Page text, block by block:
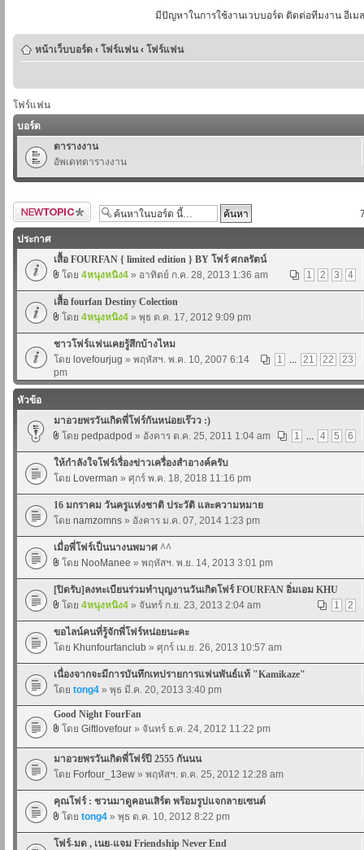
มีปัญหาในการใช้งานเวบบอร์ด ติดต่อทีมงาน อีเม
หน้าเว็บบอร์ด ‹ โฟร์แฟน ‹ โฟร์แฟน
โฟร์แฟน
บอร์ด
ตารางงาน
อัพเดทตารางงาน
ตั้งกระทู้ใหม่
ประกาศ
เสื้อ FOURFAN { limited edition } BY โฟร์ ศกลรัตน์
1
2 3 4
โดย 4หนุงหนิง4 » อาทิตย์ ก.ค. 28, 2013 1:36 am
เสื้อ fourfan Destiny Colection
โดย 4หนุงหนิง4 » พุธ ต.ค. 17, 2012 9:09 pm
ชาวโฟร์แฟนเคยรู้สึกบ้างไหม
1
... 21 22 23
โดย lovefourjug » พฤหัสฯ. พ.ค. 10, 2007 6:14
pm
หัวข้อ
มาอวยพรวันเกิดพี่โฟร์กันหน่อยเร๊วว :)
1
... 4 5 6
โดย pedpadpod » อังคาร ต.ค. 25, 2011 1:04 am
ให้กำลังใจโฟร์เรื่องข่าวเครื่องสำอางค์ครับ
โดย Loverman » ศุกร์ พ.ค. 18, 2018 11:16 pm
16 มกราคม วันครูแห่งชาติ ประวัติ และความหมาย
โดย namzomns » อังคาร ม.ค. 07, 2014 1:23 pm
เมื่อพี่โฟร์เป็นนางนพมาศ ^^
โดย NooManee » พฤหัสฯ. พ.ย. 14, 2013 3:01 pm
[ปิดรับ]ลงทะเบียนร่วมทำบุญงานวันเกิดโฟร์ FOURFAN อิ่มเอม KHU
1
2
โดย 4หนุงหนิง4 » จันทร์ ก.ย. 23, 2013 2:04 am
ขอไลน์คนที่รู้จักพี่โฟร์หน่อยนะคะ
โดย Khunfourfanclub » ศุกร์ เม.ย. 26, 2013 10:57 am
เนื่องจากจะมีการบันทึกเทปรายการแฟนพันธ์แท้ "Kamikaze"
โดย tong4 » พุธ มี.ค. 20, 2013 3:40 pm
Good Night FourFan
โดย Giftlovefour » จันทร์ ธ.ค. 24, 2012 11:22 pm
มาอวยพรวันเกิดพี่โฟร์ปี 2555 กันนน
โดย Forfour_13ew » พฤหัสฯ. ต.ค. 25, 2012 12:28 am
คุณโฟร์ : ชวนมาดูคอนเสิร์ต พร้อมรูปแจกลายเซนต์
โดย tong4 » พุธ ต.ค. 10, 2012 8:22 pm
โฟร์-มด , เนย-แจม Friendship Never End